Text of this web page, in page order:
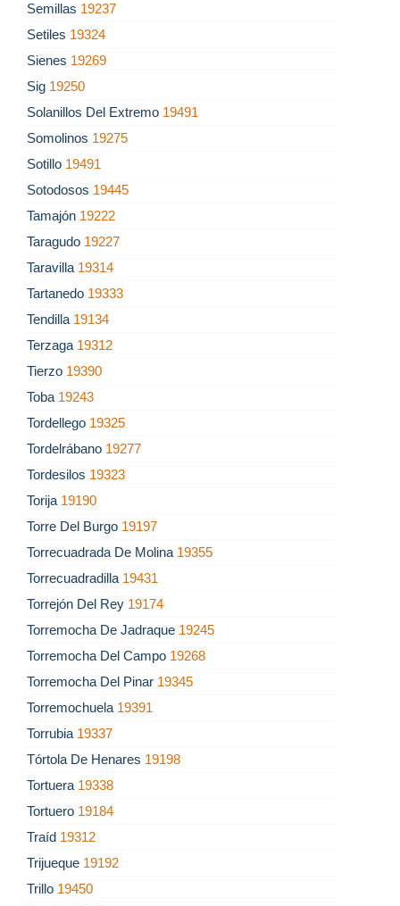
Semillas 19237
Setiles 19324
Sienes 19269
Sig 19250
Solanillos Del Extremo 19491
Somolinos 19275
Sotillo 19491
Sotodosos 19445
Tamajón 19222
Taragudo 19227
Taravilla 19314
Tartanedo 19333
Tendilla 19134
Terzaga 19312
Tierzo 19390
Toba 19243
Tordellego 19325
Tordelrábano 19277
Tordesilos 19323
Torija 19190
Torre Del Burgo 19197
Torrecuadrada De Molina 19355
Torrecuadradilla 19431
Torrejón Del Rey 19174
Torremocha De Jadraque 19245
Torremocha Del Campo 19268
Torremocha Del Pinar 19345
Torremochuela 19391
Torrubia 19337
Tórtola De Henares 19198
Tortuera 19338
Tortuero 19184
Traíd 19312
Trijueque 19192
Trillo 19450